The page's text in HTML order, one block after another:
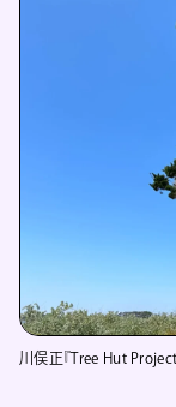
川俣正『Tree Hut Project